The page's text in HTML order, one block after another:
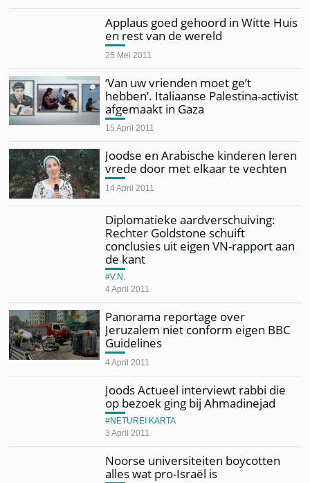
Applaus goed gehoord in Witte Huis
en rest van de wereld
25 Mei 2011
‘Van uw vrienden moet ge’t
hebben’. Italiaanse Palestina-activist
afgemaakt in Gaza
15 April 2011
Joodse en Arabische kinderen leren
vrede door met elkaar te vechten
14 April 2011
Diplomatieke aardverschuiving:
Rechter Goldstone schuift
conclusies uit eigen VN-rapport aan
de kant
4 April 2011
V.N.
Panorama reportage over
Jeruzalem niet conform eigen BBC
Guidelines
4 April 2011
Joods Actueel interviewt rabbi die
op bezoek ging bij Ahmadinejad
3 April 2011
NETUREI KARTA
Noorse universiteiten boycotten
alles wat pro-Israël is